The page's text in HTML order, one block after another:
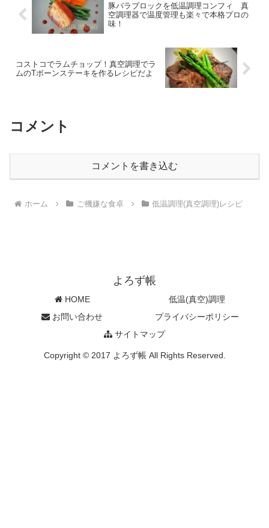
豚バラブロックを低温調理コンフィ 真
空調理器で温度管理も楽々で本格プロの
味！
コストコでラムチョップ！真空調理でラ
ムのTボーンステーキを作るレシピだよ
コメント
コメントを書き込む
ホーム ご機嫌な食卓 低温調理(真空調理)レシピ
よろず帳
HOME
低温(真空)調理
お問い合わせ
プライバシーポリシー
サイトマップ
Copyright © 2017 よろず帳 All Rights Reserved.